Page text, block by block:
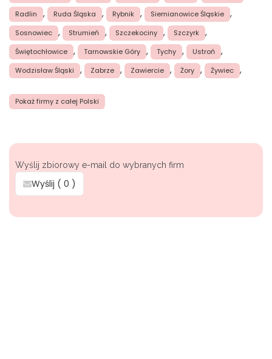
Radlin , Ruda Śląska , Rybnik , Siemianowice Śląskie ,
Sosnowiec , Strumień , Szczekociny , Szczyrk ,
Świętochłowice , Tarnowskie Góry , Tychy , Ustroń ,
Wodzisław Śląski , Zabrze , Zawiercie , Żory , Żywiec ,
Pokaż firmy z całej Polski
Wyślij zbiorowy e-mail do wybranych firm
Wyślij ( 0 )